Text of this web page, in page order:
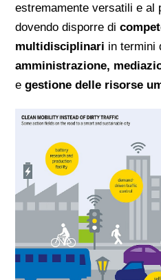
estremamente versatili e al
dovendo disporre di
multidisciplinari in termini
amministrazione,
egestione delle risorse